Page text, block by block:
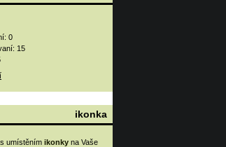
0
15
ikonka
umístěním ikonky na Vaše